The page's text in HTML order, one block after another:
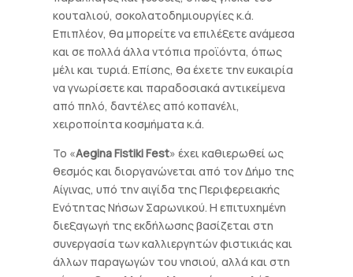
κουταλιού, σοκολατοδημιουργίες κ.ά.
Επιπλέον, θα μπορείτε να επιλέξετε ανάμεσα
και σε πολλά άλλα ντόπια προϊόντα, όπως
μέλι και τυριά. Επίσης, θα έχετε την ευκαιρία
να γνωρίσετε και παραδοσιακά αντικείμενα
από πηλό, δαντέλες από κοπανέλι,
χειροποίητα κοσμήματα κ.ά.
Το «Aegina Fistiki Fest» έχει καθιερωθεί ως
θεσμός και διοργανώνεται από τον Δήμο της
Αίγινας, υπό την αιγίδα της Περιφερειακής
Ενότητας Νήσων Σαρωνικού. Η επιτυχημένη
διεξαγωγή της εκδήλωσης βασίζεται στη
συνεργασία των καλλιεργητών φιστικιάς και
άλλων παραγωγών του νησιού, αλλά και στη